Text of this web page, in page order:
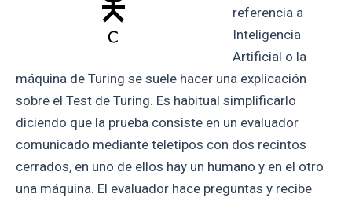
referencia a
Inteligencia
Artificial o la
máquina de Turing se suele hacer una explicación
sobre el Test de Turing. Es habitual simplificarlo
diciendo que la prueba consiste en un evaluador
comunicado mediante teletipos con dos recintos
cerrados, en uno de ellos hay un humano y en el otro
una máquina. El evaluador hace preguntas y recibe